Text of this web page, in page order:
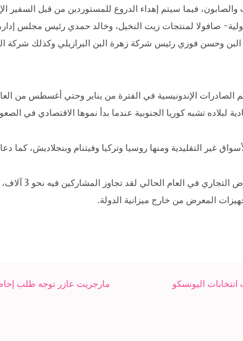
واثنتان للزيوت والصابون، فيما سيتم إهداء الدروع للمستوردين من
صافولا لمنتجات زيت النخيل، وخالد حمدي رئيس مجلس
وحسن فوزي رئيس شركة زهرة البن البرازيلي وكذلك شركة
لبلاده تشبه كوريا الجنوبية عندما بدأ نموها الاقتصادي في
غير التقليدية ومنها روسيا وتركيا وفيتنام وبنجلاديش، كما
المعرض من خارج ميزانية الدولة.
مارجريت عازر توجه طلب إحاطة لـ 3 وزراء بسبب نقص العمالة الفنية اليونسكو